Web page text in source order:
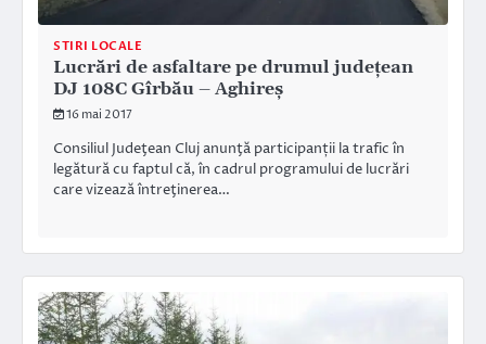
STIRI LOCALE
Lucrări de asfaltare pe drumul județean
DJ 108C Gîrbău – Aghireș
16 mai 2017
Consiliul Judeţean Cluj anunţă participanții la trafic în
legătură cu faptul că, în cadrul programului de lucrări
care vizează întreţinerea…